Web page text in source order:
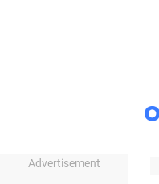
Advertisement